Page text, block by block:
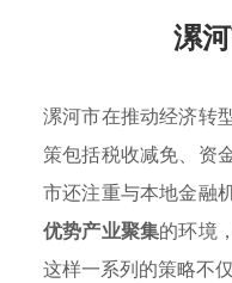
漯
漯河市在推动经济转
策包括税收减免、资
市还注重与本地金融
优势产业聚集的环境
这样一系列的策略不